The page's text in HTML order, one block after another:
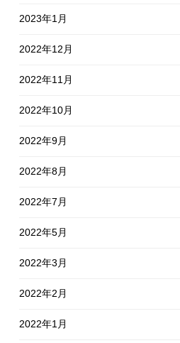
2023年1月
2022年12月
2022年11月
2022年10月
2022年9月
2022年8月
2022年7月
2022年5月
2022年3月
2022年2月
2022年1月